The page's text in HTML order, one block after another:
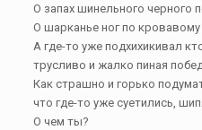
О запах шинельного черного
О шарканье ног по кровавому
А где-то уже подхихикивал
трусливо и жалко пиная
Как страшно и горько
что где-то уже суетились,
О чем ты?